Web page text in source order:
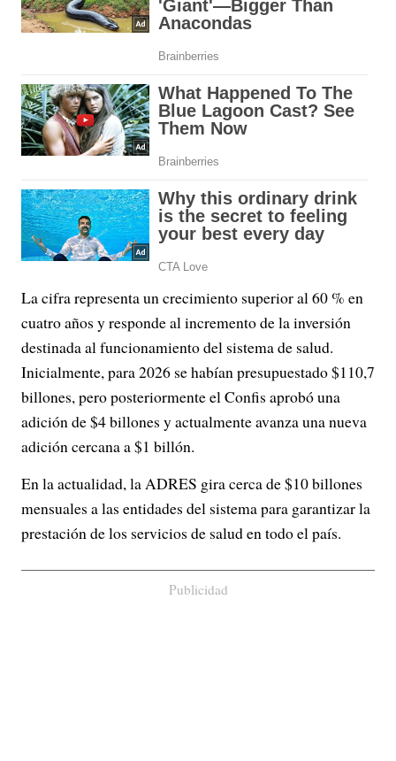
La cifra representa un crecimiento superior al 60 % en
cuatro años y responde al incremento de la inversión
destinada al funcionamiento del sistema de salud.
Inicialmente, para 2026 se habían presupuestado $110,7
billones, pero posteriormente el Confis aprobó una
adición de $4 billones y actualmente avanza una nueva
adición cercana a $1 billón.
En la actualidad, la ADRES gira cerca de $10 billones
mensuales a las entidades del sistema para garantizar la
prestación de los servicios de salud en todo el país.
Publicidad